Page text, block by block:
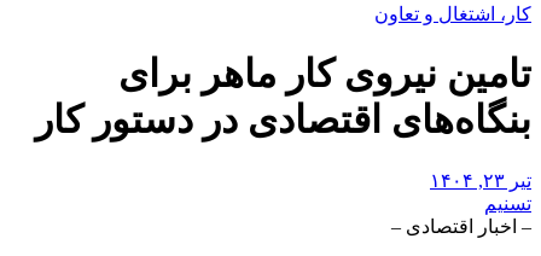
کار، اشتغال و تعاون
تامین نیروی کار ماهر برای
بنگاه‌های اقتصادی در دستور کار
تیر ۲۳, ۱۴۰۴
تسنیم
– اخبار اقتصادی –